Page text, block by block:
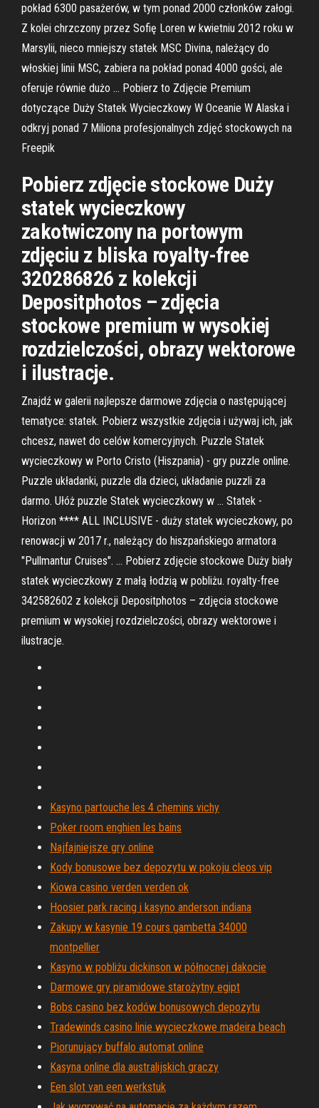
pokład 6300 pasażerów, w tym ponad 2000 członków załogi.
Z kolei chrzczony przez Sofię Loren w kwietniu 2012 roku w
Marsylii, nieco mniejszy statek MSC Divina, należący do
włoskiej linii MSC, zabiera na pokład ponad 4000 gości, ale
oferuje równie dużo … Pobierz to Zdjęcie Premium
dotyczące Duży Statek Wycieczkowy W Oceanie W Alaska i
odkryj ponad 7 Miliona profesjonalnych zdjęć stockowych na
Freepik
Pobierz zdjęcie stockowe Duży
statek wycieczkowy
zakotwiczony na portowym
zdjęciu z bliska royalty-free
320286826 z kolekcji
Depositphotos – zdjęcia
stockowe premium w wysokiej
rozdzielczości, obrazy wektorowe
i ilustracje.
Znajdź w galerii najlepsze darmowe zdjęcia o następującej
tematyce: statek. Pobierz wszystkie zdjęcia i używaj ich, jak
chcesz, nawet do celów komercyjnych. Puzzle Statek
wycieczkowy w Porto Cristo (Hiszpania) - gry puzzle online.
Puzzle układanki, puzzle dla dzieci, układanie puzzli za
darmo. Ułóż puzzle Statek wycieczkowy w … Statek -
Horizon **** ALL INCLUSIVE - duży statek wycieczkowy, po
renowacji w 2017 r., należący do hiszpańskiego armatora
"Pullmantur Cruises". … Pobierz zdjęcie stockowe Duży biały
statek wycieczkowy z małą łodzią w pobliżu. royalty-free
342582602 z kolekcji Depositphotos – zdjęcia stockowe
premium w wysokiej rozdzielczości, obrazy wektorowe i
ilustracje.
Kasyno partouche les 4 chemins vichy
Poker room enghien les bains
Najfajniejsze gry online
Kody bonusowe bez depozytu w pokoju cleos vip
Kiowa casino verden verden ok
Hoosier park racing i kasyno anderson indiana
Zakupy w kasynie 19 cours gambetta 34000
montpellier
Kasyno w pobliżu dickinson w północnej dakocie
Darmowe gry piramidowe starożytny egipt
Bobs casino bez kodów bonusowych depozytu
Tradewinds casino linie wycieczkowe madeira beach
Piorunujący buffalo automat online
Kasyna online dla australijskich graczy
Een slot van een werkstuk